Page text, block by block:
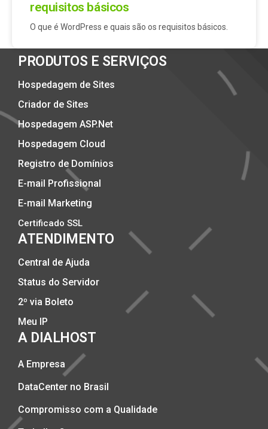
requisitos básicos
O que é WordPress e quais são os requisitos básicos.
PRODUTOS E SERVIÇOS
Hospedagem de Sites
Criador de Sites
Hospedagem ASP.Net
Hospedagem Cloud
Registro de Domínios
E-mail Profissional
E-mail Marketing
Certificado SSL
ATENDIMENTO
Central de Ajuda
Status do Servidor
2º via Boleto
Meu IP
A DIALHOST
A Empresa
DataCenter no Brasil
Compromisso com a Qualidade